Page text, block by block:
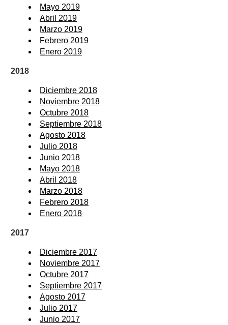
Mayo 2019
Abril 2019
Marzo 2019
Febrero 2019
Enero 2019
2018
Diciembre 2018
Noviembre 2018
Octubre 2018
Septiembre 2018
Agosto 2018
Julio 2018
Junio 2018
Mayo 2018
Abril 2018
Marzo 2018
Febrero 2018
Enero 2018
2017
Diciembre 2017
Noviembre 2017
Octubre 2017
Septiembre 2017
Agosto 2017
Julio 2017
Junio 2017